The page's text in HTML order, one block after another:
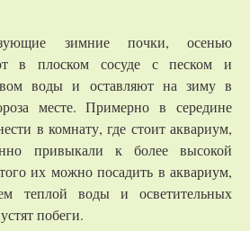
зимние почки, осенью
в плоском сосуде с песком и
воды и оставляют на зиму в
месте. Примерно в середине
в комнату, где стоит аквариум,
привыкали к более высокой
их можно посадить в аквариум,
теплой воды и осветительных
побеги.